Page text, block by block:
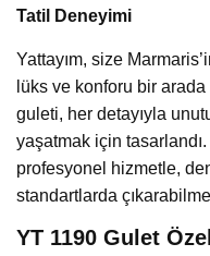
Tatil Deneyimi
Yattayım, size
lüks ve konforu bir
guleti, her detayıyla
yaşatmak için
profesyonel hizmetle,
standartlarda
YT 1190 Gulet